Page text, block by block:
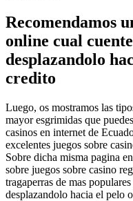
Recomendamos
online cual
desplazandolo
credito
Luego, os mostramos las
mayor esgrimidas que
casinos en internet de
excelentes juegos sobre
Sobre dicha misma pagina
sobre juegos sobre casino
tragaperras de mas
desplazandolo hacia el pelo